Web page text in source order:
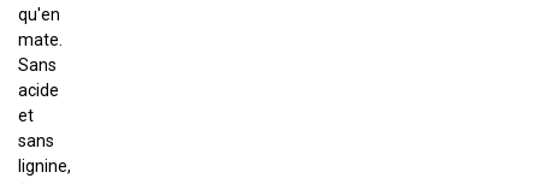
qu'en
mate.
Sans
acide
et
sans
lignine,